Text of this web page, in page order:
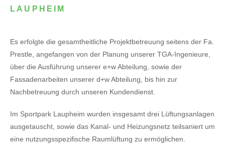
LAUPHEIM
Es erfolgte die gesamtheitliche Projektbetreuung seitens der Fa.
Prestle, angefangen von der Planung unserer TGA-Ingenieure,
über die Ausführung unserer e+w Abteilung, sowie der
Fassadenarbeiten unserer d+w Abteilung, bis hin zur
Nachbetreuung durch unseren Kundendienst.
Im Sportpark Laupheim wurden insgesamt drei Lüftungsanlagen
ausgetauscht, sowie das Kanal- und Heizungsnetz teilsaniert um
eine nutzungsspezifische Raumlüftung zu ermöglichen.